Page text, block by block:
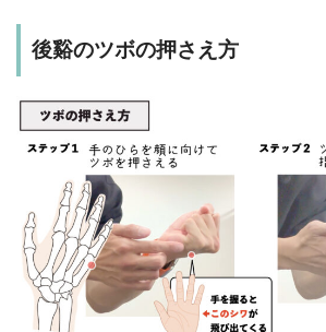
後谿のツボの押さえ方